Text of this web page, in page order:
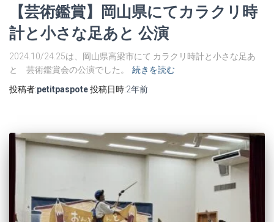
【芸術鑑賞】岡山県にてカラクリ時
計と小さな足あと 公演
2024.10/24.25は、岡山県高梁市にて カラクリ時計と小さな足あ
と 芸術鑑賞会の公演でした。
続きを読む
投稿者:petitpaspote投稿日時:2年前